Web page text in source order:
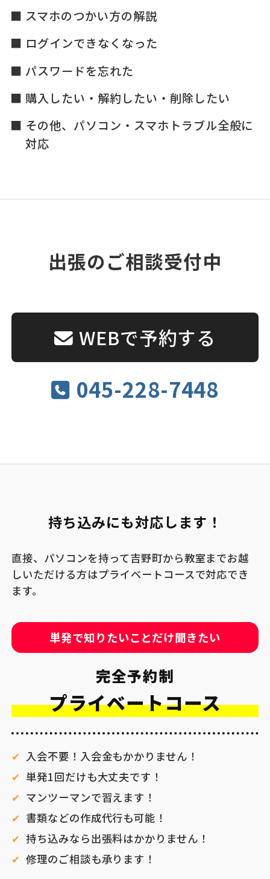
スマホのつかい方の解説
ログインできなくなった
パスワードを忘れた
購入したい・解約したい・削除したい
その他、パソコン・スマホトラブル全般に
対応
出張のご相談受付中
WEBで予約する
045-228-7448
持ち込みにも対応します！
直接、パソコンを持って吉野町から教室までお越
しいただける方はプライベートコースで対応でき
ます。
単発で知りたいことだけ聞きたい
完全予約制
プライベートコース
入会不要！入会金もかかりません！
単発1回だけも大丈夫です！
マンツーマンで習えます！
書類などの作成代行も可能！
持ち込みなら出張料はかかりません！
修理のご相談も承ります！